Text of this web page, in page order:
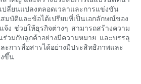
ลี่ยนแปลงตลอดเวลาและการแข่งขัน
มบัติและข้อได้เปรียบที่เป็นเอกลักษณ์ของ
จ้ง ช่วยให้ธุรกิจต่างๆ สามารถสร้างความ
วมกับลูกค้าอย่างมีความหมาย และบรรลุ
ะการสื่อสารได้อย่างมีประสิทธิภาพและ
ขึ้น